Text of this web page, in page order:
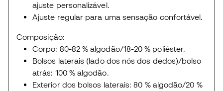
ajuste personalizável.
Ajuste regular para uma sensação confortável.
Composição:
Corpo: 80-82 % algodão/18-20 % poliéster.
Bolsos laterais (lado dos nós dos dedos)/bolso
atrás: 100 % algodão.
Exterior dos bolsos laterais: 80 % algodão/20 %